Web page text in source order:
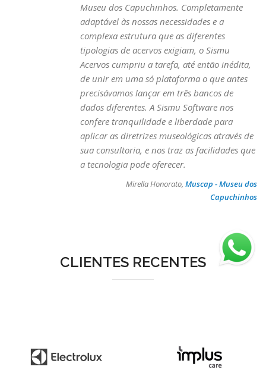
Museu dos Capuchinhos. Completamente
adaptável às nossas necessidades e a
complexa estrutura que as diferentes
tipologias de acervos exigiam, o Sismu
Acervos cumpriu a tarefa, até então inédita,
de unir em uma só plataforma o que antes
precisávamos lançar em três bancos de
dados diferentes. A Sismu Software nos
confere tranquilidade e liberdade para
aplicar as diretrizes museológicas através de
sua consultoria, e nos traz as facilidades que
a tecnologia pode oferecer.
Mirella Honorato, Muscap - Museu dos
Capuchinhos
CLIENTES RECENTES